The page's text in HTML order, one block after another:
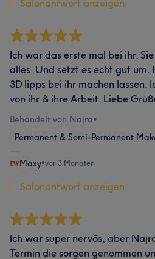
Salonantwort anzeigen
Ich war das erste mal bei ihr.
alles. Und setzt es echt gut um.
3D lipps bei ihr machen lassen.
von ihr & ihre Arbeit. Liebe
Behandelt von Najra•
Permanent & Semi-Permanent
Maxy•vor 3 Monaten
Salonantwort anzeigen
Ich war super nervös, aber
Termin die sorgen genommen